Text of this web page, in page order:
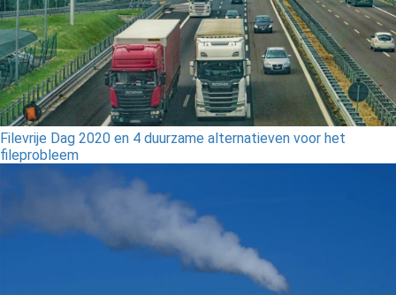
Filevrije Dag 2020 en 4 duurzame alternatieven voor het
fileprobleem